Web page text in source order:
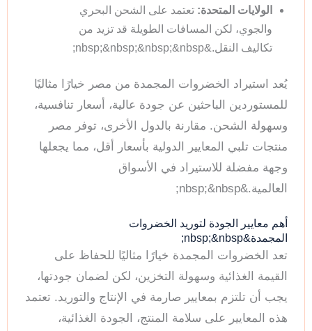
الولايات المتحدة: تعتمد على الشحن البحري
والجوي، لكن المسافات الطويلة قد تزيد من
تكاليف النقل.&nbsp;&nbsp;&nbsp;&nbsp;
يُعد استيراد الخضروات المجمدة من مصر خيارًا مثاليًا
للمستوردين الباحثين عن جودة عالية، أسعار تنافسية،
وسهولة الشحن. مقارنة بالدول الأخرى، توفر مصر
منتجات تلبي المعايير الدولية بأسعار أقل، مما يجعلها
وجهة مفضلة للاستيراد في الأسواق
العالمية.&nbsp;&nbsp;
أهم معايير الجودة لتوريد الخضروات
المجمدة&nbsp;&nbsp;
تعد الخضروات المجمدة خيارًا مثاليًا للحفاظ على
القيمة الغذائية وسهولة التخزين، لكن لضمان جودتها،
يجب أن تلتزم بمعايير صارمة في الإنتاج والتوريد. تعتمد
هذه المعايير على سلامة المنتج، الجودة الغذائية،